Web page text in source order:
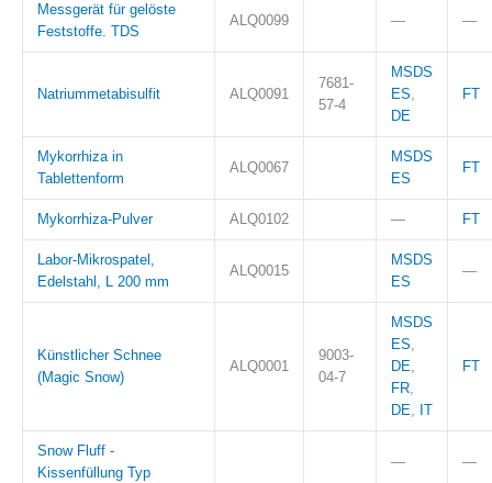
Messgerät für gelöste
Feststoffe. TDS
ALQ0099 — —
Natriummetabisulfit ALQ0091
7681-
57-4
MSDS
ES,
DE
FT
Mykorrhiza in
Tablettenform
ALQ0067
MSDS
ES
FT
Mykorrhiza-Pulver ALQ0102 — FT
Labor-Mikrospatel,
Edelstahl, L 200 mm
ALQ0015
MSDS
ES
—
Künstlicher Schnee
(Magic Snow)
ALQ0001
9003-
04-7
MSDS
ES,
DE,
FR,
DE, IT
FT
Snow Fluff -
Kissenfüllung Typ
— —